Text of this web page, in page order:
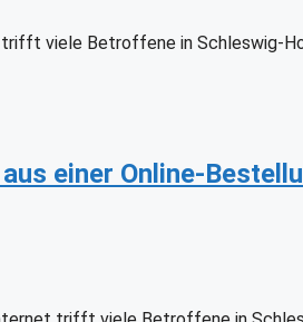
viele Betroffene in Schleswig-
einer Online-